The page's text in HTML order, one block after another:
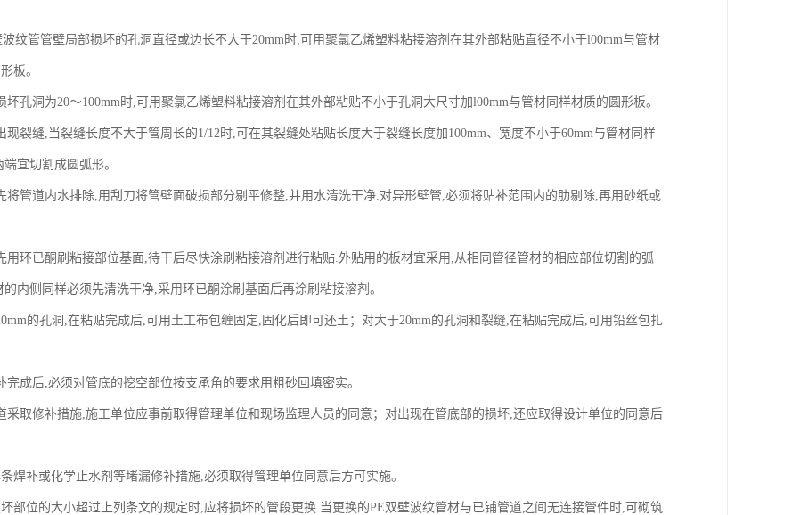
波纹管管壁局部损坏的孔洞直径或边长不大于20mm时,可用聚氯乙烯塑料粘接溶剂在其外部粘贴直径不小于l00mm与管材
板。
坏孔洞为20～100mm时,可用聚氯乙烯塑料粘接溶剂在其外部粘贴不小于孔洞大尺寸加l00mm与管材同样材质的圆形板。
现裂缝,当裂缝长度不大于管周长的1/12时,可在其裂缝处粘贴长度大于裂缝长度加100mm、宽度不小于60mm与管材同样
宜切割成圆弧形。
将管道内水排除,用刮刀将管壁面破损部分剔平修整,并用水清洗干净.对异形壁管,必须将贴补范围内的肋剔除,再用砂纸或
用环已酮刷粘接部位基面,待干后尽快涂刷粘接溶剂进行粘贴.外贴用的板材宜采用,从相同管径管材的相应部位切割的弧
内侧同样必须先清洗干净,采用环已酮涂刷基面后再涂刷粘接溶剂。
的孔洞,在粘贴完成后,可用土工布包缠固定,固化后即可还土；对大于20mm的孔洞和裂缝,在粘贴完成后,可用铅丝包扎
完成后,必须对管底的挖空部位按支承角的要求用粗砂回填密实。
采取修补措施,施工单位应事前取得管理单位和现场监理人员的同意；对出现在管底部的损坏,还应取得设计单位的同意后
焊补或化学止水剂等堵漏修补措施,必须取得管理单位同意后方可实施。
部位的大小超过上列条文的规定时,应将损坏的管段更换.当更换的PE双壁波纹管材与已铺管道之间无连接管件时,可砌筑